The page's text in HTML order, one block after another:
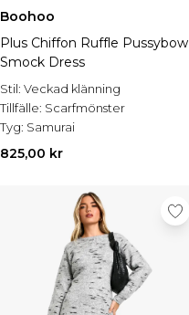
Boohoo
Plus Chiffon Ruffle Pussybow
Smock Dress
Stil: Veckad klänning
Tillfälle: Scarfmönster
Tyg: Samurai
825,00 kr